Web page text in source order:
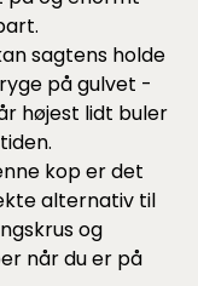
sagtens holde
på gulvet -
højest lidt buler
kop er det
alternativ til
og
når du er på